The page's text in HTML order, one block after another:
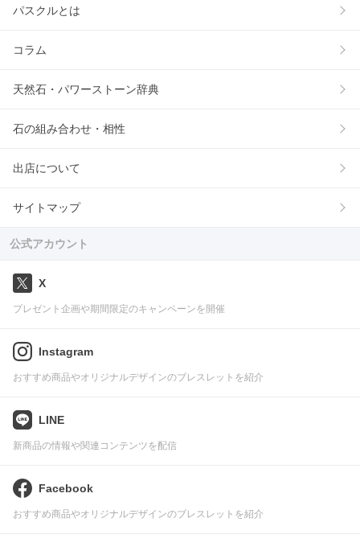
パスクルとは
コラム
天然石・パワーストーン辞典
石の組み合わせ・相性
出店について
サイトマップ
公式アカウント
X
プレゼント企画や期間限定のキャンペーンを開催
Instagram
おすすめ商品やオリジナルデザインのブレスレットを紹介
LINE
新商品の情報や関連コンテンツを配信
Facebook
おすすめ商品やオリジナルデザインのブレスレットを紹介